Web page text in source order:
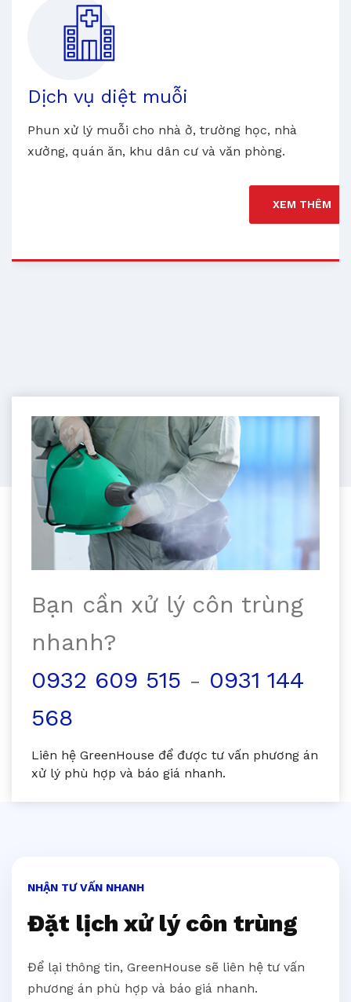
Dịch vụ diệt muỗi
Phun xử lý muỗi cho nhà ở, trường học, nhà
xưởng, quán ăn, khu dân cư và văn phòng.
XEM THÊM
Bạn cần xử lý côn trùng
nhanh?
0932 609 515 - 0931 144
568
Liên hệ GreenHouse để được tư vấn phương án
xử lý phù hợp và báo giá nhanh.
NHẬN TƯ VẤN NHANH
Đặt lịch xử lý côn trùng
Để lại thông tin, GreenHouse sẽ liên hệ tư vấn
phương án phù hợp và báo giá nhanh.